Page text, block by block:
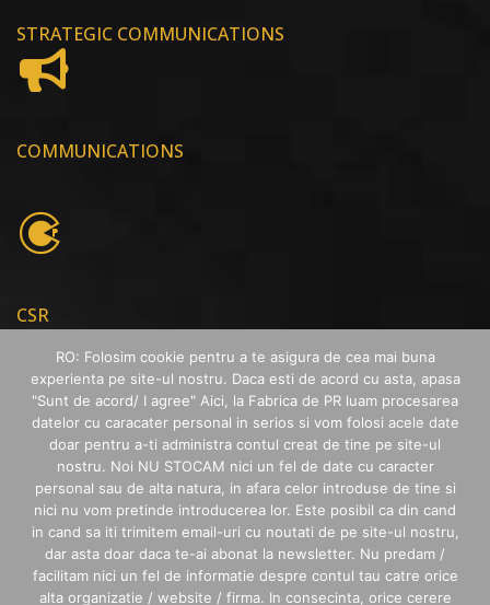
STRATEGIC COMMUNICATIONS
COMMUNICATIONS
CSR
PERSONAL BRANDING
SOCIAL MEDIA
RO: Folosim cookie pentru a te asigura de cea mai buna
experienta pe site-ul nostru. Daca esti de acord cu asta, apasa
"Sunt de acord/ I agree" Aici, la Fabrica de PR luam procesarea
datelor cu caracater personal in serios si vom folosi acele date
doar pentru a-ti administra contul creat de tine pe site-ul
nostru. Noi NU STOCAM nici un fel de date cu caracter
personal sau de alta natura, in afara celor introduse de tine si
nici nu vom pretinde introducerea lor. Este posibil ca din cand
in cand sa iti trimitem email-uri cu noutati de pe site-ul nostru,
dar asta doar daca te-ai abonat la newsletter. Nu predam /
facilitam nici un fel de informatie despre contul tau catre orice
alta organizatie / website / firma. In consecinta, orice cerere